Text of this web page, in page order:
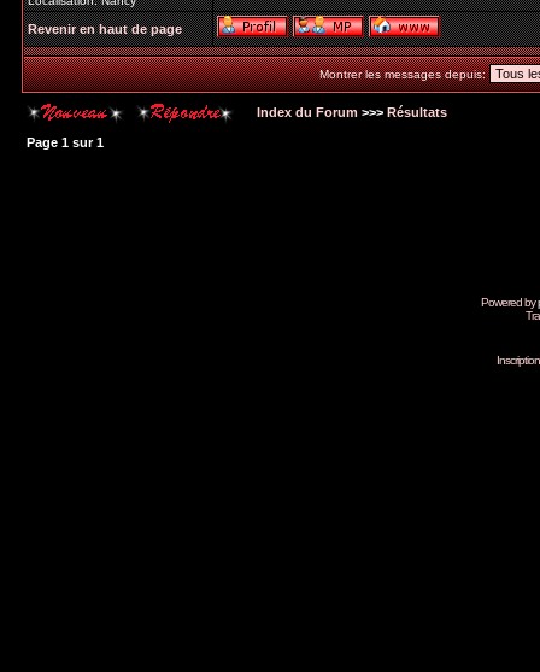
Revenir en haut de page
Montrer les messages depuis:
Index du Forum >>> Résultats
Page 1 sur1
Powered by